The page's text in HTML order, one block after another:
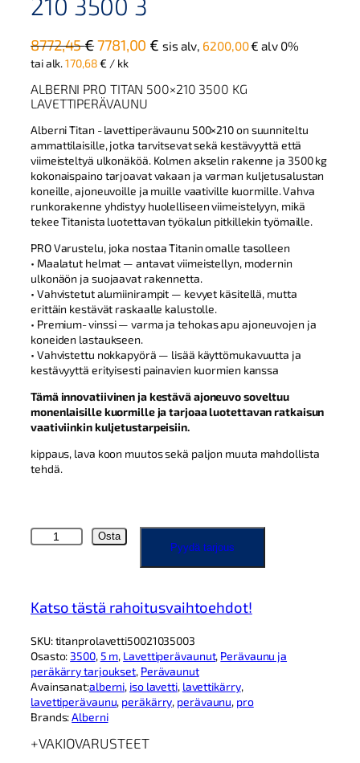
8772,45€A
l
k
u
p
e
r
ä
i
n
e
n
h
i
n
t
a
l
i
:
2
,
.
7781,00 € N
k
i
n
e
n
h
i
n
t
a
o
n
7
8
1
€
sis alv, 6200,00€ alv 0%
tai alk.170,68€ / kk
ALBERNI PRO TITAN 500×210 3500 KG
LAVETTIPERÄVAUNU
Alberni Titan ‑lavettiperävaunu 500×210 on suunniteltu
ammattilaisille, jotka tarvitsevat sekä kestävyyttä että
viimeisteltyä ulkonäköä. Kolmen akselin rakenne ja 3500 kg
kokonaispaino tarjoavat vakaan ja varman kuljetusalustan
koneille, ajoneuvoille ja muille vaativille kuormille. Vahva
runkorakenne yhdistyy huolelliseen viimeistelyyn, mikä
tekee Titanista luotettavan työkalun pitkillekin työmaille.
PRO Varustelu, joka nostaa Titanin omalle tasolleen
• Maalatut helmat — antavat viimeistellyn, modernin
ulkonäön ja suojaavat rakennetta.
• Vahvistetut alumiinirampit — kevyet käsitellä, mutta
erittäin kestävät raskaalle kalustolle.
• Premium‑vinssi — varma ja tehokas apu ajoneuvojen ja
koneiden lastaukseen.
• Vahvistettu nokkapyörä — lisää käyttömukavuutta ja
kestävyyttä erityisesti painavien kuormien kanssa
Tämä innovatiivinen ja kestävä ajoneuvo soveltuu
monenlaisille kuormille ja tarjoaa luotettavan ratkaisun
vaativiinkin kuljetustarpeisiin.
kippaus, lava koon muutos sekä paljon muuta mahdollista
tehdä.
A
l
n
P
R
O
T
I
T
N
Osta
Pyydä tarjous
Katso tästä rahoitusvaihtoehdot!
SKU:titanprolavetti50021035003
Osasto: 3500, 5 m, Lavettiperävaunut, Perävaunu ja
peräkärry tarjoukset, Perävaunut
Avainsanat:alberni, iso lavetti, lavettikärry,
lavettiperävaunu, peräkärry, perävaunu, pro
Brands:Alberni
VAKIOVARUSTEET